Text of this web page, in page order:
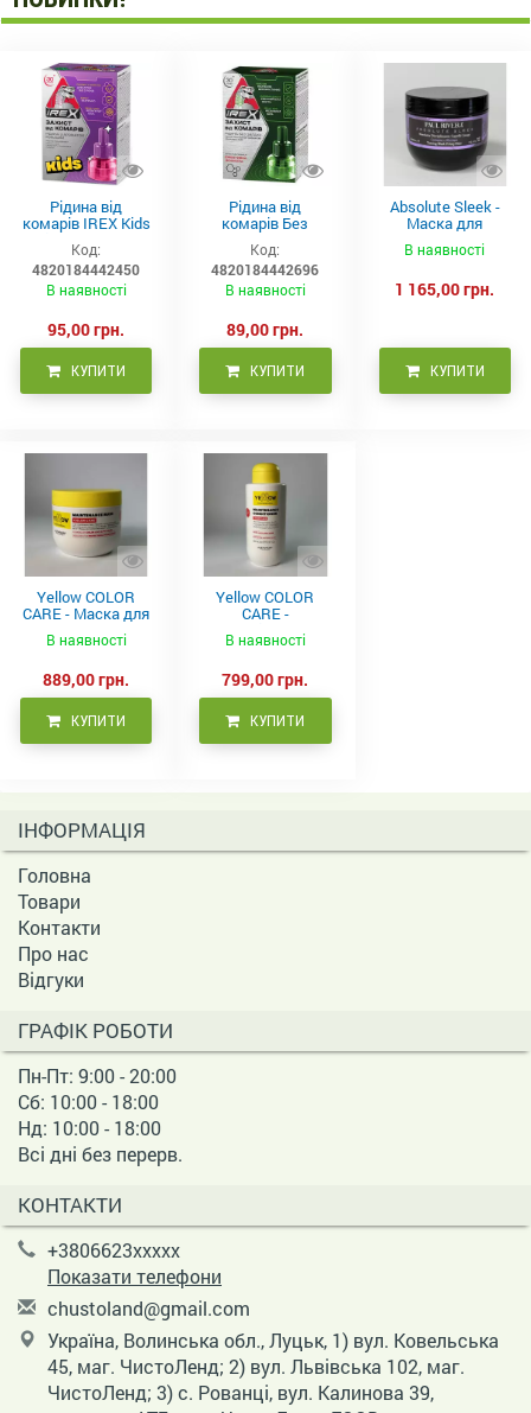
Рідина від
комарів IREX Kids
д/дітей (30 ночей),
20мл
Код:
4820184442450
В наявності
95,00 грн.
КУПИТИ
Рідина від
комарів Без
запаху IREX (30
ночей), 20мл
Код:
4820184442696
В наявності
89,00 грн.
КУПИТИ
Absolute Sleek -
Маска для
неслухняного
волосся 300 мл
В наявності
1 165,00 грн.
КУПИТИ
Yellow COLOR
CARE - Маска для
фарбованого
волосся, 500 мл
В наявності
889,00 грн.
КУПИТИ
Yellow COLOR
CARE -
Кондиціонер для
фарбованого
В наявності
799,00 грн.
КУПИТИ
ІНФОРМАЦІЯ
Головна
Товари
Контакти
Про нас
Відгуки
ГРАФІК РОБОТИ
Пн-Пт: 9:00 - 20:00
Сб: 10:00 - 18:00
Нд: 10:00 - 18:00
Всі дні без перерв.
КОНТАКТИ
+3806623xxxxx
Показати телефони
chustoland@gmail.com
Україна, Волинська обл., Луцьк, 1) вул. Ковельська
45, маг. ЧистоЛенд; 2) вул. Львівська 102, маг.
ЧистоЛенд; 3) с. Рованці, вул. Калинова 39,